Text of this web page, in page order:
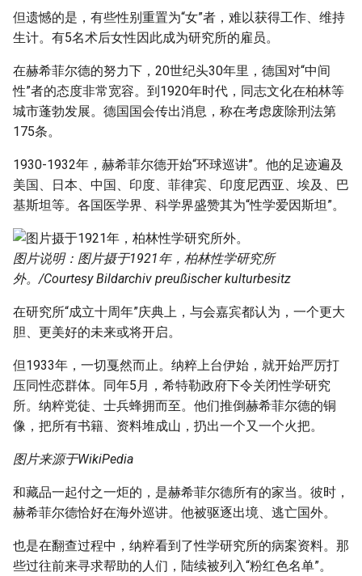
但遗憾的是，有些性别重置为“女”者，难以获得工作、维持
生计。有5名术后女性因此成为研究所的雇员。
在赫希菲尔德的努力下，20世纪头30年里，德国对“中间
性”者的态度非常宽容。到1920年时代，同志文化在柏林等
城市蓬勃发展。德国国会传出消息，称在考虑废除刑法第
175条。
1930-1932年，赫希菲尔德开始“环球巡讲”。他的足迹遍及
美国、日本、中国、印度、菲律宾、印度尼西亚、埃及、巴
基斯坦等。各国医学界、科学界盛赞其为“性学爱因斯坦”。
图片说明：图片摄于1921年，柏林性学研究所
外。/Courtesy Bildarchiv preußischer kulturbesitz
在研究所“成立十周年”庆典上，与会嘉宾都认为，一个更大
胆、更美好的未来或将开启。
但1933年，一切戛然而止。纳粹上台伊始，就开始严厉打
压同性恋群体。同年5月，希特勒政府下令关闭性学研究
所。纳粹党徒、士兵蜂拥而至。他们推倒赫希菲尔德的铜
像，把所有书籍、资料堆成山，扔出一个又一个火把。
图片来源于WikiPedia
和藏品一起付之一炬的，是赫希菲尔德所有的家当。彼时，
赫希菲尔德恰好在海外巡讲。他被驱逐出境、逃亡国外。
也是在翻查过程中，纳粹看到了性学研究所的病案资料。那
些过往前来寻求帮助的人们，陆续被列入“粉红色名单”。